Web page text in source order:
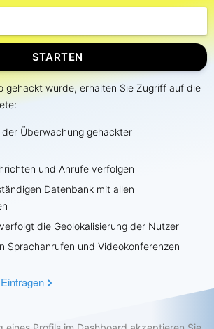
AKTUELLER STANDORT
wo sich der Nutzer befindet
ANRUFE HACKEN
Kontaktliste
SPIONIEREN ONLINE
Hack-App
Eigenschaften
Bewertungen
STARTEN
gehackt wurde, erhalten Sie Zugriff auf die
der Überwachung gehackter
und Anrufe verfolgen
Datenbank mit allen
die Geolokalisierung der Nutzer
Sprachanrufen und Videokonferenzen
Eintragen